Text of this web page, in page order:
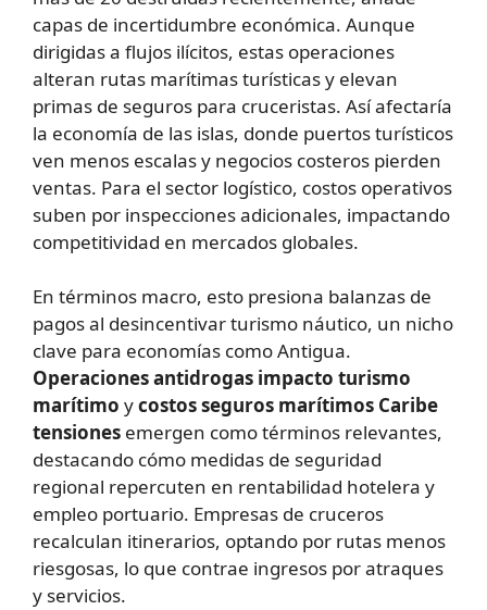
capas de incertidumbre económica. Aunque
dirigidas a flujos ilícitos, estas operaciones
alteran rutas marítimas turísticas y elevan
primas de seguros para cruceristas. Así afectaría
la economía de las islas, donde puertos turísticos
ven menos escalas y negocios costeros pierden
ventas. Para el sector logístico, costos operativos
suben por inspecciones adicionales, impactando
competitividad en mercados globales.
En términos macro, esto presiona balanzas de
pagos al desincentivar turismo náutico, un nicho
clave para economías como Antigua.
Operaciones antidrogas impacto turismo
marítimo ycostos seguros marítimos Caribe
tensiones emergen como términos relevantes,
destacando cómo medidas de seguridad
regional repercuten en rentabilidad hotelera y
empleo portuario. Empresas de cruceros
recalculan itinerarios, optando por rutas menos
riesgosas, lo que contrae ingresos por atraques
y servicios.